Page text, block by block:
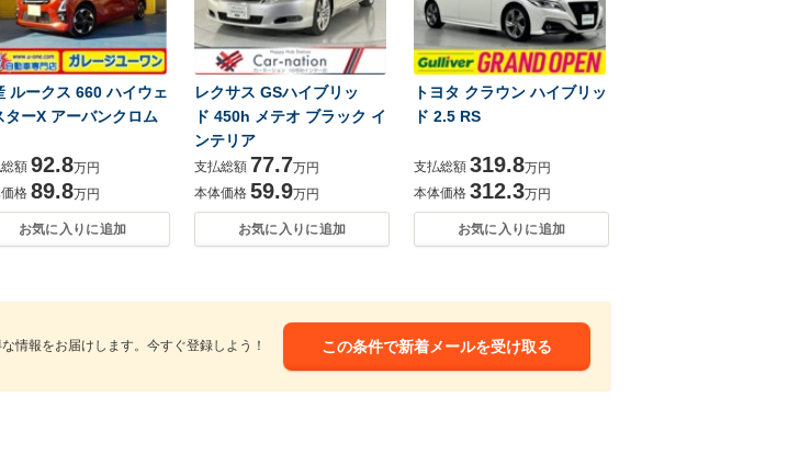
ルークス 660 ハイウェ
ターX アーバンクロム
額 92.8万円
格 89.8万円
お気に入りに追加
レクサス GSハイブリッ
ド 450h メテオ ブラック イ
ンテリア
支払総額 77.7万円
本体価格 59.9万円
お気に入りに追加
トヨタ クラウン ハイブリッ
ド 2.5 RS
支払総額 319.8万円
本体価格 312.3万円
お気に入りに追加
情報をお届けします。今すぐ登録しよう！ この条件で新着メールを受け取る